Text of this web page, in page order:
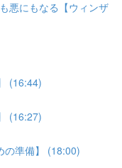
悪にもなる【ウィンザ
(16:44)
(16:27)
の準備】 (18:00)